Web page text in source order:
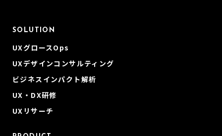
SOLUTION
UXグロースOps
UXデザインコンサルティング
ビジネスインパクト解析
UX・DX研修
UXリサーチ